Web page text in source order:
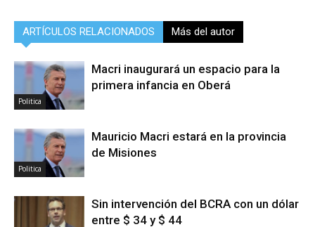
ARTÍCULOS RELACIONADOS Más del autor
Politica
Macri inaugurará un espacio para la
primera infancia en Oberá
Politica
Mauricio Macri estará en la provincia
de Misiones
Sin intervención del BCRA con un dólar
entre $ 34 y $ 44